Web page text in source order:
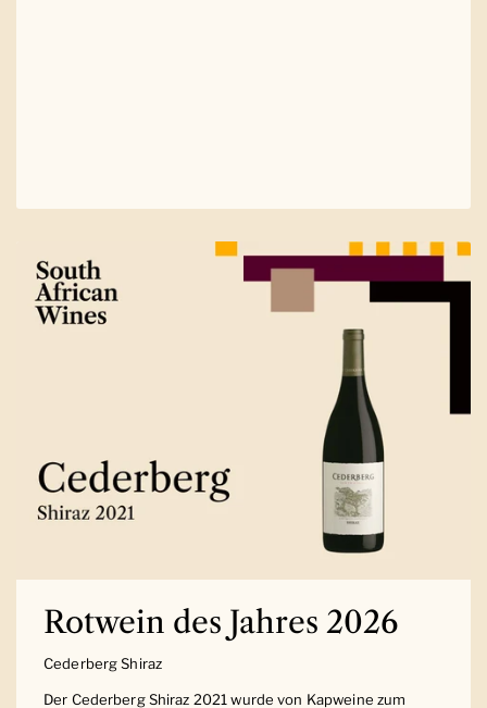
Rotwein des Jahres 2026
Cederberg Shiraz
Der Cederberg Shiraz 2021 wurde von Kapweine zum